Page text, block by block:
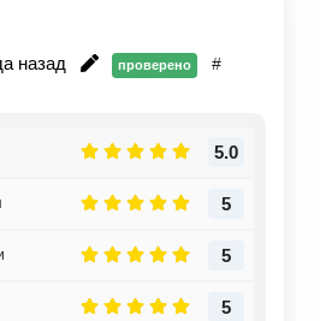
в своей области. Отдельно
кураторов, обожаю их
деликатно и по делу.
и рекомендую всем кто
суперпрофи.
назад
проверено #
5.0
5
5
5